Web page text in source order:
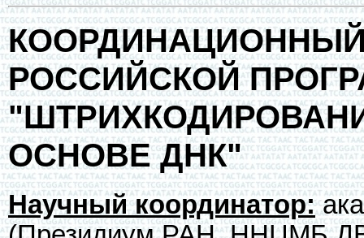
КООРДИНАЦИОННЫЙ
РОССИЙСКОЙ
ОСНОВЕ ДНК"
Научный координатор: